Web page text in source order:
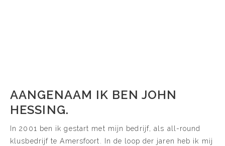
AANGENAAM IK BEN JOHN
HESSING.
In 2001 ben ik gestart met mijn bedrijf, als all-round
klusbedrijf te Amersfoort. In de loop der jaren heb ik mij